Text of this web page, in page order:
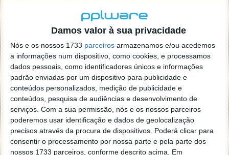
Damos valor à sua privacidade
Nós e os nossos 1733 parceiros armazenamos e/ou acedemos
a informações num dispositivo, como cookies, e processamos
dados pessoais, como identificadores únicos e informações
padrão enviadas por um dispositivo para publicidade e
conteúdos personalizados, medição de publicidade e
conteúdos, pesquisa de audiências e desenvolvimento de
serviços. Com a sua permissão, nós e os nossos parceiros
poderemos usar identificação e dados de geolocalização
precisos através da procura de dispositivos. Poderá clicar para
consentir o processamento por nossa parte e pela parte dos
nossos 1733 parceiros, conforme descrito acima. Em
– hidrogénio para transporte com
impacto neutro no clima
Vida útil das células de combustível PEM
soluções antienvelhecimento
Motor a hidrogénio– base comprovada, mas
neutralidade de carbono em operação
Depósito de hidrogénio – solução inovadora que
economiza espaço para veículos ligeiros
IVECO Heavy Duty FCEV– camião movido a
hidrogénio para a Europa
eDistance Truck– tecnologia Bosch para
camiões com impacto neutro no clima